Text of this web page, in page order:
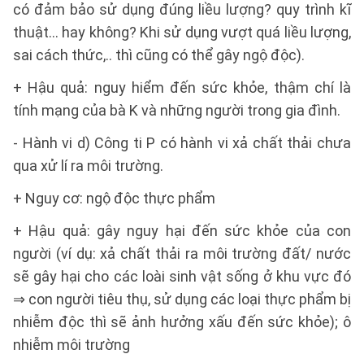
có đảm bảo sử dụng đúng liều lượng? quy trình kĩ
thuật… hay không? Khi sử dụng vượt quá liều lượng,
sai cách thức,.. thì cũng có thể gây ngộ độc).
+ Hậu quả: nguy hiểm đến sức khỏe, thậm chí là
tính mạng của bà K và những người trong gia đình.
- Hành vi d) Công ti P có hành vi xả chất thải chưa
qua xử lí ra môi trường.
+ Nguy cơ: ngộ độc thực phẩm
+ Hậu quả: gây nguy hại đến sức khỏe của con
người (ví dụ: xả chất thải ra môi trường đất/ nước
sẽ gây hại cho các loài sinh vật sống ở khu vực đó
⇒ con người tiêu thụ, sử dụng các loại thực phẩm bị
nhiễm độc thì sẽ ảnh hưởng xấu đến sức khỏe); ô
nhiễm môi trường